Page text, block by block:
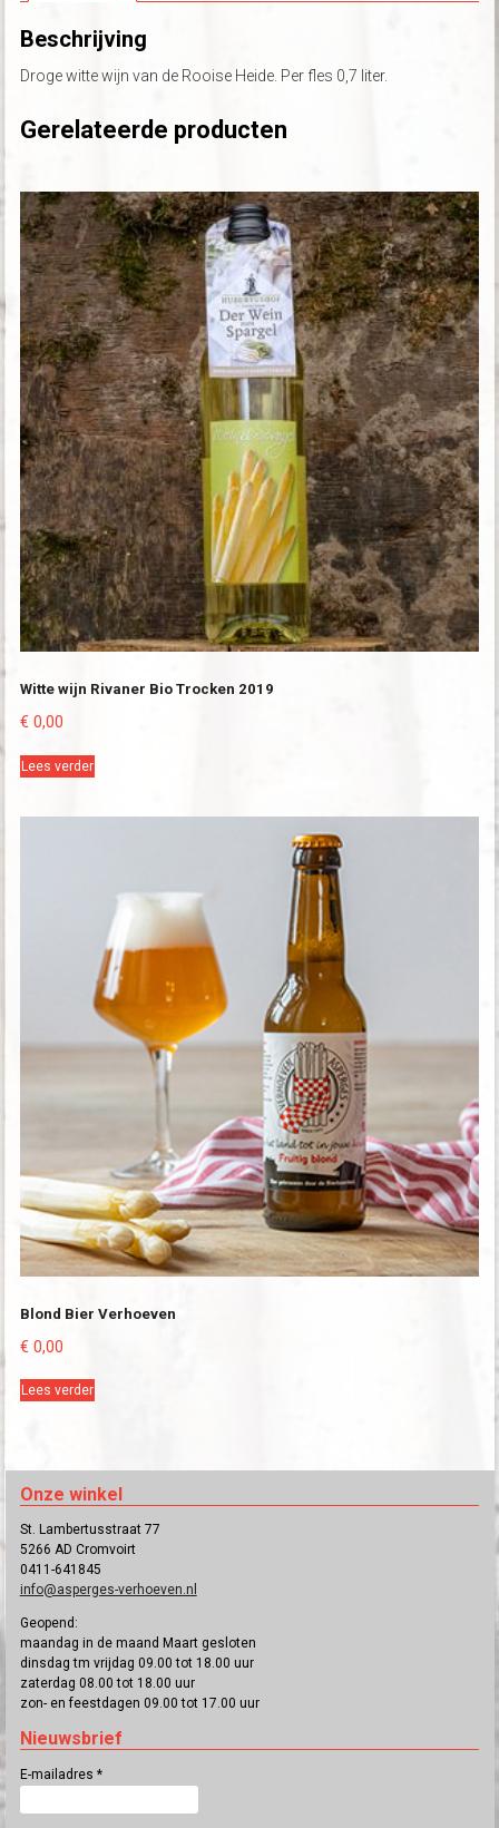
Beschrijving
Droge witte wijn van de Rooise Heide. Per fles 0,7 liter.
Gerelateerde producten
Witte wijn Rivaner Bio Trocken 2019
€ 0,00
Lees verder
Blond Bier Verhoeven
€ 0,00
Lees verder
Onze winkel
St. Lambertusstraat 77
5266 AD Cromvoirt
0411-641845
info@asperges-verhoeven.nl
Geopend:
maandag in de maand Maart gesloten
dinsdag tm vrijdag 09.00 tot 18.00 uur
zaterdag 08.00 tot 18.00 uur
zon- en feestdagen 09.00 tot 17.00 uur
Nieuwsbrief
E-mailadres *